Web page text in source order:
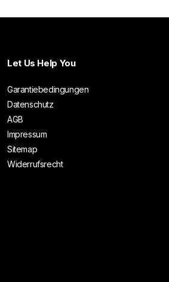
Let Us Help You
Garantiebedingungen
Datenschutz
AGB
Impressum
Sitemap
Widerrufsrecht